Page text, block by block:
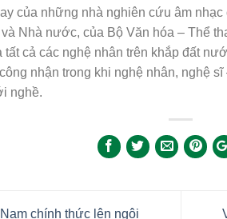
của những nhà nghiên cứu âm
Nhà nước, của Bộ Văn hóa – Thể
cả các nghệ nhân trên khắp đất
nhận trong khi nghệ nhân, nghệ
nghề.
chính thức lên ngôi